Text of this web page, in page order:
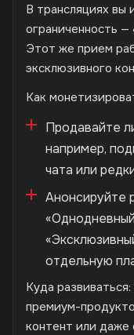
В трансляциях вы
ограниченность —
Этот же прием
эксклюзивного
Как
Продавайте
например,
чата или
Анонсируйте
отдельную
Куда
премиум-
контент или даже